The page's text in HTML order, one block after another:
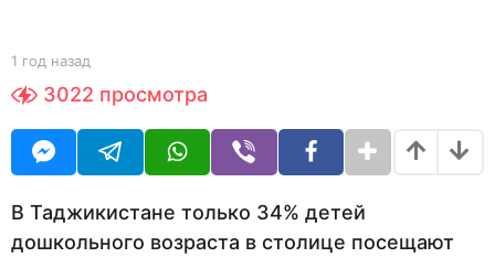
b
Y
O
R
1 год назад
о
н
а
3022 просмотра
В Таджикистане только 34% детей
дошкольного возраста в столице посещают